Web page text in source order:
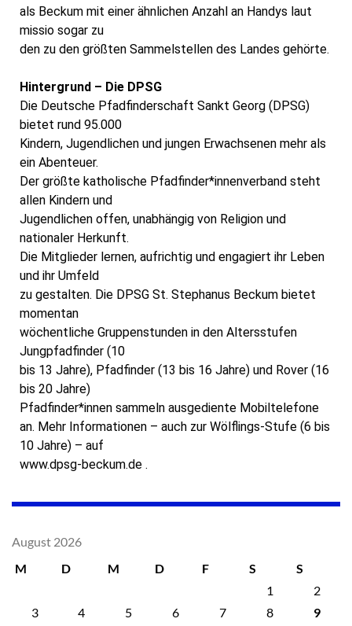
als Beckum mit einer ähnlichen Anzahl an Handys laut
missio sogar zu
den zu den größten Sammelstellen des Landes gehörte.
Hintergrund – Die DPSG
Die Deutsche Pfadfinderschaft Sankt Georg (DPSG)
bietet rund 95.000
Kindern, Jugendlichen und jungen Erwachsenen mehr als
ein Abenteuer.
Der größte katholische Pfadfinder*innenverband steht
allen Kindern und
Jugendlichen offen, unabhängig von Religion und
nationaler Herkunft.
Die Mitglieder lernen, aufrichtig und engagiert ihr Leben
und ihr Umfeld
zu gestalten. Die DPSG St. Stephanus Beckum bietet
momentan
wöchentliche Gruppenstunden in den Altersstufen
Jungpfadfinder (10
bis 13 Jahre), Pfadfinder (13 bis 16 Jahre) und Rover (16
bis 20 Jahre)
Pfadfinder*innen sammeln ausgediente Mobiltelefone
an. Mehr Informationen – auch zur Wölflings-Stufe (6 bis
10 Jahre) – auf
www.dpsg-beckum.de .
August 2026
M
D M D F S
S
1
2
3
4 5 6 7 8
9